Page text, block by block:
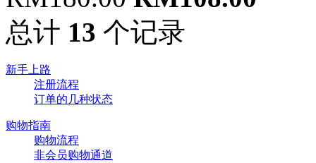
总计 13 个记录
新手上路
注册流程
订单的几种状态
购物指南
购物流程
非会员购物通道